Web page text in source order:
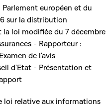
européen et du
sur la distribution
loi modifiée du 7 décembre
- Rapporteur :
de l'avis
d'Etat - Présentation et
loi relative aux informations